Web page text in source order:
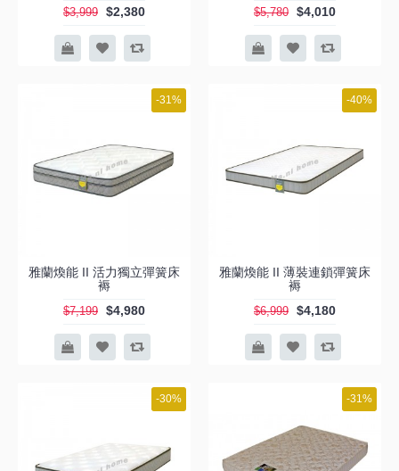
$3,999 $2,380 $5,780 $4,010
-31%
雅蘭煥能 II 活力獨立彈簧床
褥
$7,199 $4,980
-40%
雅蘭煥能 II 薄裝連鎖彈簧床
褥
$6,999 $4,180
-30% -31%